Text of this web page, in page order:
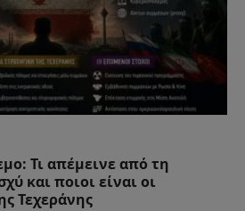
Τι απέμεινε από τη
και ποιοι είναι οι
Τεχεράνης